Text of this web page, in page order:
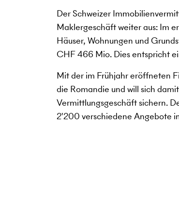
Der Schweizer
Maklergeschäft weiter aus: Im
Häuser, Wohnungen und
CHF 466 Mio. Dies entspricht
Mit der im Frühjahr eröffneten
die Romandie und will sich
Vermittlungsgeschäft sichern.
2'200 verschiedene Angebote